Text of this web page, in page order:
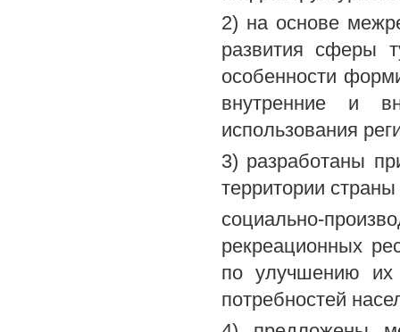
2) на основе
развития сферы
особенности
внутренние и
использования
3) разработаны
территории
социально-
рекреационных
по улучшению их
потребностей